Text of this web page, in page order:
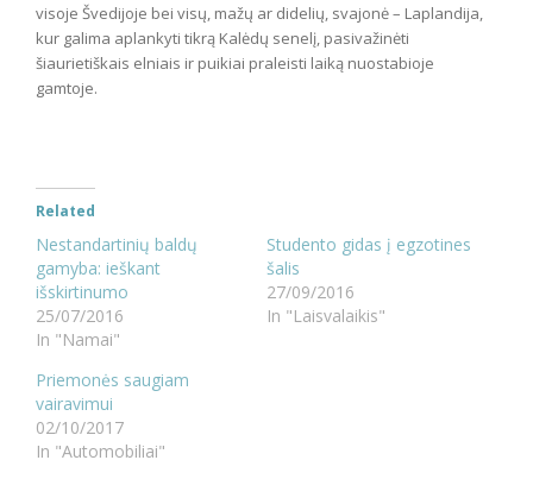
visoje Švedijoje bei visų, mažų ar didelių, svajonė – Laplandija,
kur galima aplankyti tikrą Kalėdų senelį, pasivažinėti
šiaurietiškais elniais ir puikiai praleisti laiką nuostabioje
gamtoje.
Related
Nestandartinių baldų
gamyba: ieškant
išskirtinumo
25/07/2016
In "Namai"
Studento gidas į egzotines
šalis
27/09/2016
In "Laisvalaikis"
Priemonės saugiam
vairavimui
02/10/2017
In "Automobiliai"